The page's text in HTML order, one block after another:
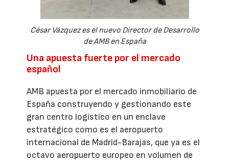
César Vázquez es el nuevo Director de Desarrollo
de AMB en España
Una apuesta fuerte por el mercado
español
AMB apuesta por el mercado inmobiliario de
España construyendo y gestionando este
gran centro logístico en un enclave
estratégico como es el aeropuerto
internacional de Madrid-Barajas, que ya es el
octavo aeropuerto europeo en volumen de